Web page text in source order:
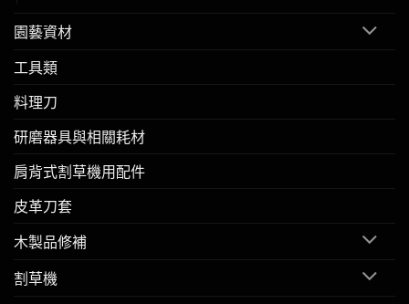
園藝資材
工具類
料理刀
研磨器具與相關耗材
肩背式割草機用配件
皮革刀套
木製品修補
割草機